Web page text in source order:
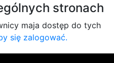
stronach
maja dostęp do tych
się zalogować.